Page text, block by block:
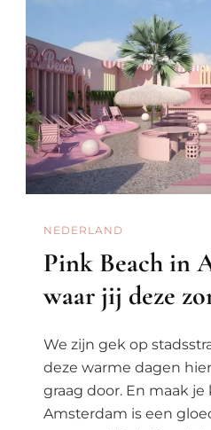
NEDERLAND
Pink Beach in
waar jij deze
We zijn gek op
deze warme dagen
graag door. En maak je
Amsterdam is een